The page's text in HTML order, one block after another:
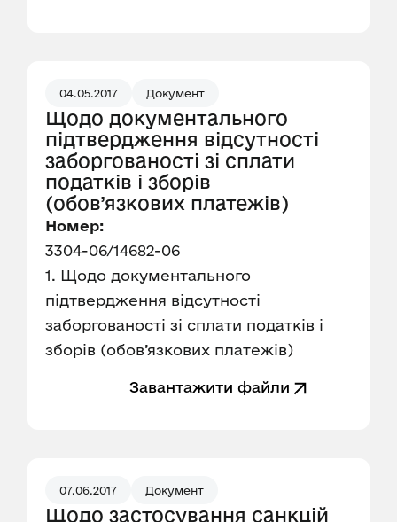
04.05.2017 Документ
Щодо документального
підтвердження відсутності
заборгованості зі сплати
податків і зборів
(обов’язкових платежів)
Номер:
3304-06/14682-06
1. Щодо документального
підтвердження відсутності
заборгованості зі сплати податків і
зборів (обов’язкових платежів)
Завантажити файли
07.06.2017 Документ
Щодо застосування санкцій